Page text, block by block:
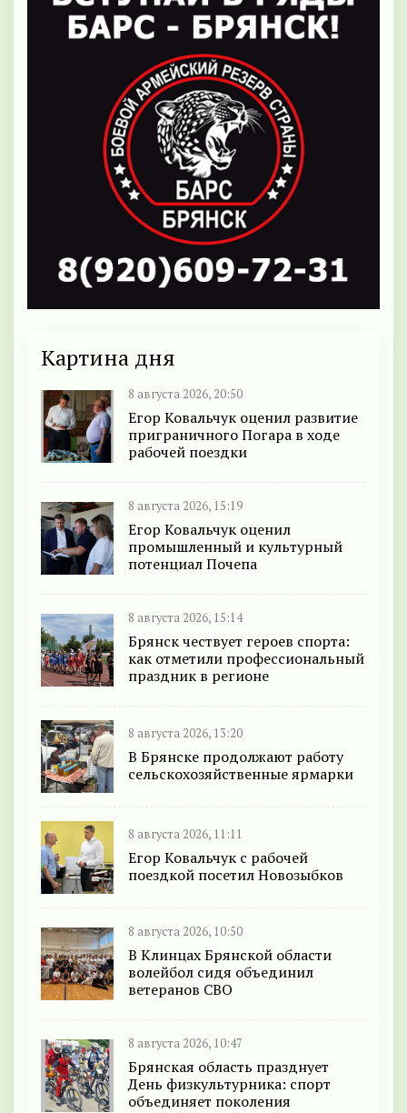
Картина дня
8 августа 2026, 20:50
Егор Ковальчук оценил развитие
приграничного Погара в ходе
рабочей поездки
8 августа 2026, 15:19
Егор Ковальчук оценил
промышленный и культурный
потенциал Почепа
8 августа 2026, 15:14
Брянск чествует героев спорта:
как отметили профессиональный
праздник в регионе
8 августа 2026, 13:20
В Брянске продолжают работу
сельскохозяйственные ярмарки
8 августа 2026, 11:11
Егор Ковальчук с рабочей
поездкой посетил Новозыбков
8 августа 2026, 10:50
В Клинцах Брянской области
волейбол сидя объединил
ветеранов СВО
8 августа 2026, 10:47
Брянская область празднует
День физкультурника: спорт
объединяет поколения